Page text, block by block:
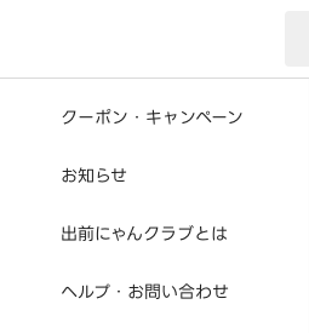
クーポン・キャンペーン
お知らせ
出前にゃんクラブとは
ヘルプ・お問い合わせ